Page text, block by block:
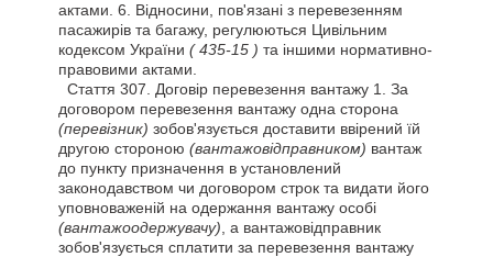
актами. 6. Відносини, пов'язані з перевезенням
пасажирів та багажу, регулюються Цивільним
кодексом України ( 435-15 ) та іншими нормативно-
правовими актами.
Стаття 307. Договір перевезення вантажу 1. За
договором перевезення вантажу одна сторона
(перевізник) зобов'язується доставити ввірений їй
другою стороною (вантажовідправником) вантаж
до пункту призначення в установлений
законодавством чи договором строк та видати його
уповноваженій на одержання вантажу особі
(вантажоодержувачу) , а вантажовідправник
зобов'язується сплатити за перевезення вантажу